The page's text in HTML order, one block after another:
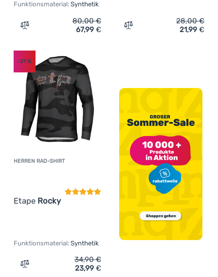
Funktionsmaterial: Synthetik
Zum Vergleich 'Damen-Funktionsshirt On Running
80,00€
67,99 € Zum Vergleich 'Herren-
28,00€
21,99 €
HERREN RAD-SHIRT
Etape Rocky
Kundenbewertung
-31 %
Funktionsmaterial: Synthetik
Zum Vergleich 'Herren Rad-Shirt Etape Rocky'
34,90€
23,99 €